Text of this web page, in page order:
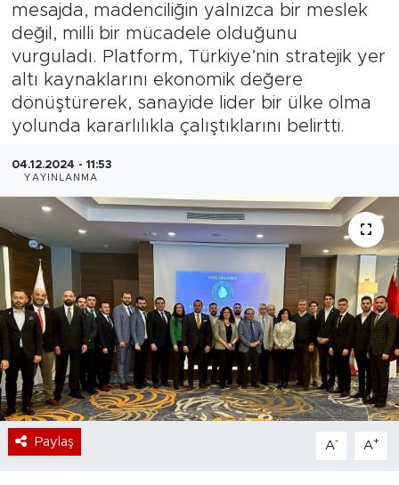
mesajda, madenciliğin yalnızca bir meslek
değil, milli bir mücadele olduğunu
vurguladı. Platform, Türkiye’nin stratejik yer
altı kaynaklarını ekonomik değere
dönüştürerek, sanayide lider bir ülke olma
yolunda kararlılıkla çalıştıklarını belirtti.
04.12.2024 - 11:53
YAYINLANMA
Paylaş A- A+
Eğitim
Sanat
Bölge
Teknoloji
Magazin
Dünya
Sektör
Haber Arşivi